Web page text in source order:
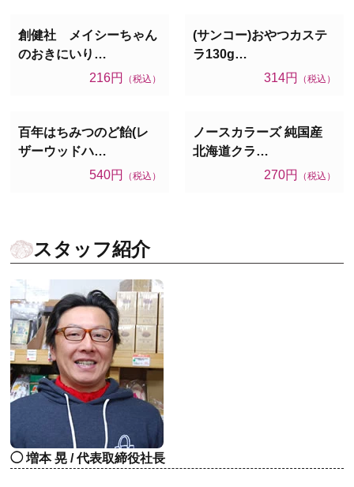
創健社 メイシーちゃん
のおきにいり…
216円
（税込）
(サンコー)おやつカステ
ラ130g…
314円
（税込）
百年はちみつのど飴(レ
ザーウッドハ…
540円
（税込）
ノースカラーズ 純国産
北海道クラ…
270円
（税込）
スタッフ紹介
増本 晃 / 代表取締役社長